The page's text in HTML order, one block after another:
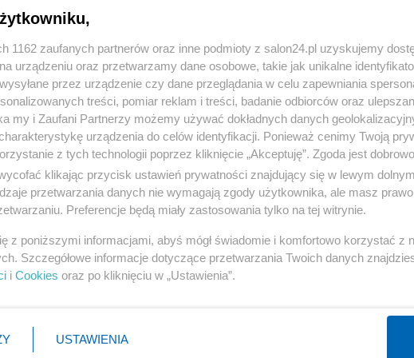
« WRÓĆ DO NOTKI
Polityka
Rosja
PiS
Prezydent
NATO
Gospodarka
Biznes
Pieniądze
Inwestycje
Podatki
1162 zaufanych partnerów oraz inne podmioty z salon24.pl uzyskujemy
urządzeniu oraz przetwarzamy dane osobowe, takie jak unikalne
przez urządzenie czy dane przeglądania w celu zapewniania
treści, pomiar reklam i treści, badanie odbiorców oraz
my i Zaufani Partnerzy możemy używać dokładnych danych
urządzenia do celów identyfikacji. Ponieważ cenimy Twoją
z tych technologii poprzez kliknięcie „Akceptuję”. Zgoda jest
klikając przycisk ustawień prywatności znajdujący się w lewym
przetwarzania danych nie wymagają zgody użytkownika, ale masz
Preferencje będą miały zastosowania tylko na tej witrynie.
z poniższymi informacjami, abyś mógł świadomie i komfortowo korzystać z
Szczegółowe informacje dotyczące przetwarzania Twoich danych
i Cookies oraz po kliknięciu w „Ustawienia”.
USTAWIENIA